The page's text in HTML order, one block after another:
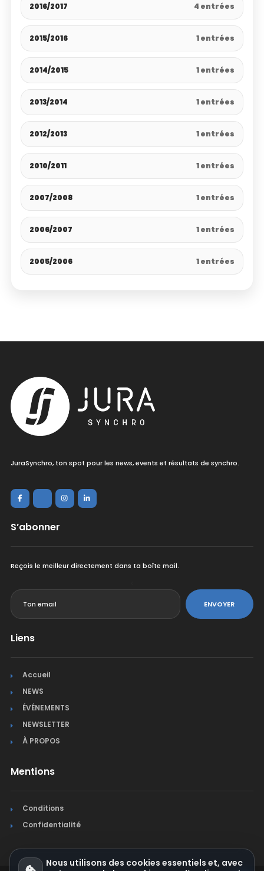
2016/2017 4 entrées
2015/2016 1 entrées
2014/2015 1 entrées
2013/2014 1 entrées
2012/2013 1 entrées
2010/2011 1 entrées
2007/2008 1 entrées
2006/2007 1 entrées
2005/2006 1 entrées
JuraSynchro, ton spot pour les news, events et résultats de synchro.
S’abonner
Reçois le meilleur directement dans ta boîte mail.
ENVOYER
Liens
Accueil
NEWS
ÉVÉNEMENTS
NEWSLETTER
À PROPOS
Mentions
Conditions
Confidentialité
Nous utilisons des cookies essentiels et, avec